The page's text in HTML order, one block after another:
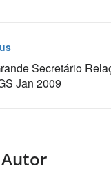
Secretário
Jan 2009